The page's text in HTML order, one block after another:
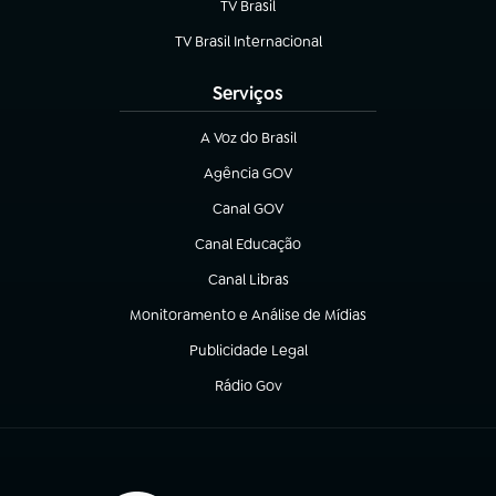
TV Brasil
(abre em nova aba)
TV Brasil Internacional
(abre em nova aba)
Serviços
A Voz do Brasil
(abre em nova aba)
Agência GOV
(abre em nova aba)
Canal GOV
(abre em nova aba)
Canal Educação
(abre em nova aba)
Canal Libras
(abre em nova aba)
Monitoramento e Análise de Mídias
(abre em nova aba)
Publicidade Legal
(abre em nova aba)
Rádio Gov
(abre em nova aba)